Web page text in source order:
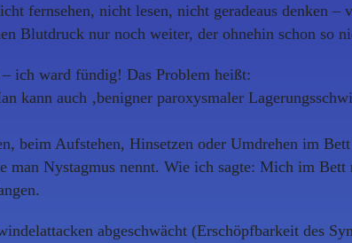
fernsehen, nicht lesen, nicht geradeaus denken
Blutdruck nur noch weiter, der ohnehin schon so
ich ward fündig! Das Problem heißt:
kann auch ‚benigner paroxysmaler
beim Aufstehen, Hinsetzen oder Umdrehen im
man Nystagmus nennt. Wie ich sagte: Mich im
abgeschwächt (Erschöpfbarkeit des